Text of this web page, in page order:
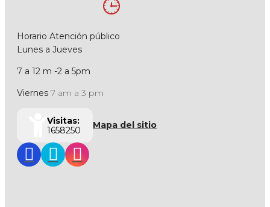
Horario Atención público
Lunes a Jueves
7 a 12 m -2 a 5pm
Viernes 7 am a 3 pm
Visitas:
1658250
Mapa del sitio